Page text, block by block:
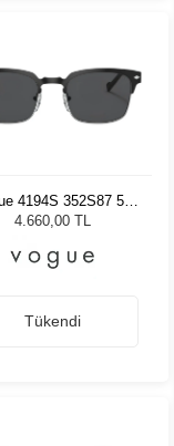
4194S 352S87 52
Güneş Gözlüğü
4.660,00 TL
Tükendi